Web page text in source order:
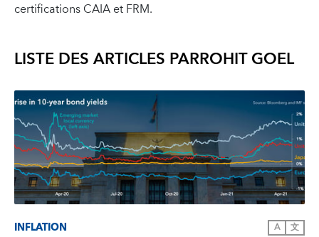
certifications CAIA et FRM.
LISTE DES ARTICLES PARROHIT GOEL
INFLATION A 文